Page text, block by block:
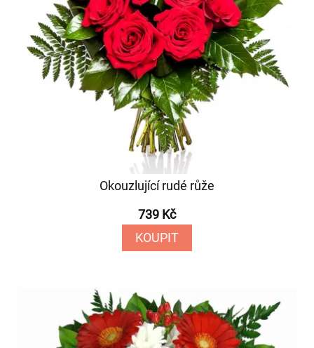
Okouzlující rudé růže
739 Kč
KOUPIT